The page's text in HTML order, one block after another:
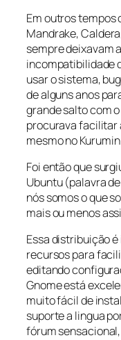
Em outros tempos
Mandrake,
sempre deixavam
incompatibilidade
usar o sistema,
de alguns anos
grande salto com
procurava facilitar
mesmo no
Foi então que
Ubuntu (palavra
nós somos o que
mais ou menos
Essa distribuição
recursos para
editando
Gnome está
muito fácil de
suporte a lingua
fórum